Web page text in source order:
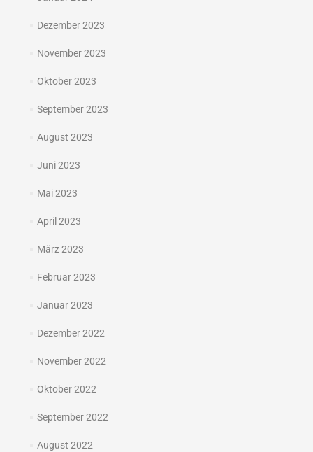
Dezember 2023
November 2023
Oktober 2023
September 2023
August 2023
Juni 2023
Mai 2023
April 2023
März 2023
Februar 2023
Januar 2023
Dezember 2022
November 2022
Oktober 2022
September 2022
August 2022